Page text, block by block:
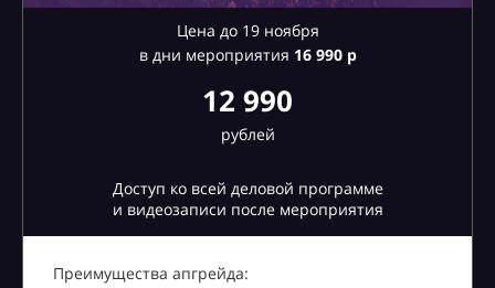
Цена до 19 ноября
в дни мероприятия 16990 р
12 990
рублей
Доступ ко всей деловой программе
и видеозаписи после мероприятия
Преимущества апгрейда: